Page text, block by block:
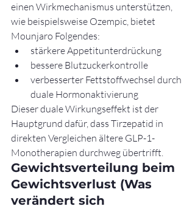
einen Wirkmechanismus unterstützen,
wie beispielsweise Ozempic, bietet
Mounjaro Folgendes:
stärkere Appetitunterdrückung
bessere Blutzuckerkontrolle
verbesserter Fettstoffwechsel durch
duale Hormonaktivierung
Dieser duale Wirkungseffekt ist der
Hauptgrund dafür, dass Tirzepatid in
direkten Vergleichen ältere GLP-1-
Monotherapien durchweg übertrifft.
Gewichtsverteilung beim
Gewichtsverlust (Was
verändert sich